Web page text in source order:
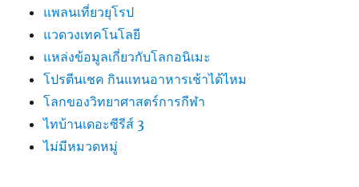
แพลนเที่ยวยุโรป
แวดวงเทคโนโลยี
แหล่งข้อมูลเกี่ยวกับโลกอนิเมะ
โปรตีนเชค กินแทนอาหารเช้าได้ไหม
โลกของวิทยาศาสตร์การกีฬา
ไทบ้านเดอะซีรีส์ 3
ไม่มีหมวดหมู่